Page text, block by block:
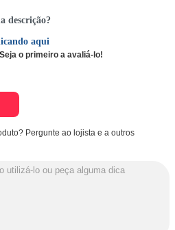
descrição?
aqui
o primeiro a avaliá-lo!
Pergunte ao lojista e a outros